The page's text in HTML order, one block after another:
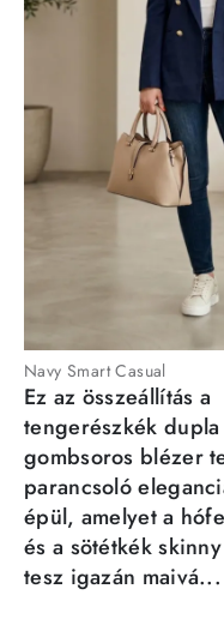
Navy Smart Casual
Ez az összeállítás a
tengerészkék dupla
gombsoros blézer
parancsoló
épül, amelyet a
és a sötétkék
tesz igazán maivá...